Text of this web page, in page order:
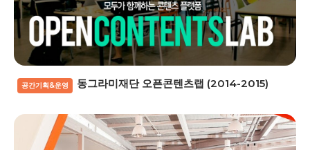
공간기획&운영 동그라미재단 오픈콘텐츠랩 (2014-2015)